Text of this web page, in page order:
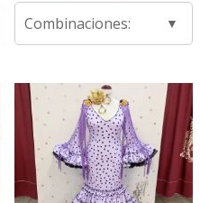
59,95 €
hasta
99,95 €
Combinaciones: